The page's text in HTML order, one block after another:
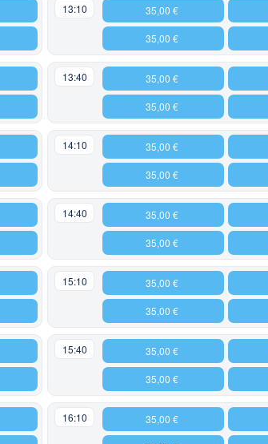
13:10 35,00 €
35,00 €
13:40 35,00 €
35,00 €
14:10 35,00 €
35,00 €
14:40 35,00 €
35,00 €
15:10 35,00 €
35,00 €
15:40 35,00 €
35,00 €
16:10 35,00 €